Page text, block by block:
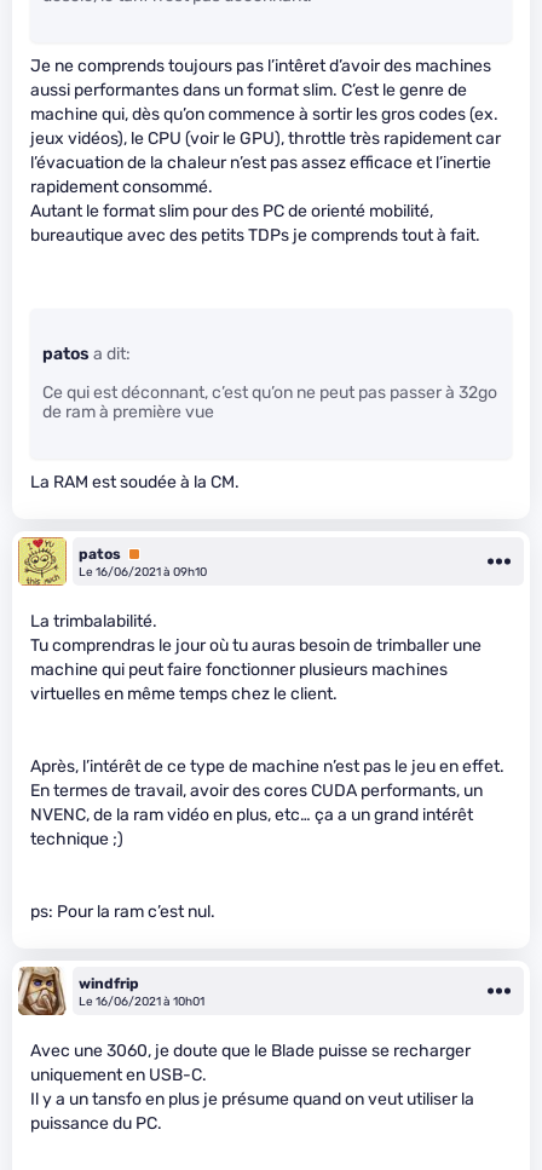
Je ne comprends toujours pas l’intêret d’avoir des machines
aussi performantes dans un format slim. C’est le genre de
machine qui, dès qu’on commence à sortir les gros codes (ex.
jeux vidéos), le CPU (voir le GPU), throttle très rapidement car
l’évacuation de la chaleur n’est pas assez efficace et l’inertie
rapidement consommé.
Autant le format slim pour des PC de orienté mobilité,
bureautique avec des petits TDPs je comprends tout à fait.
patos a dit:
Ce qui est déconnant, c’est qu’on ne peut pas passer à 32go
de ram à première vue
La RAM est soudée à la CM.
patos Premium
Le 16/06/2021 à 09h10
La trimbalabilité.
Tu comprendras le jour où tu auras besoin de trimballer une
machine qui peut faire fonctionner plusieurs machines
virtuelles en même temps chez le client.
Après, l’intérêt de ce type de machine n’est pas le jeu en effet.
En termes de travail, avoir des cores CUDA performants, un
NVENC, de la ram vidéo en plus, etc… ça a un grand intérêt
technique ;)
ps: Pour la ram c’est nul.
windfrip
Le 16/06/2021 à 10h01
Avec une 3060, je doute que le Blade puisse se recharger
uniquement en USB-C.
Il y a un tansfo en plus je présume quand on veut utiliser la
puissance du PC.